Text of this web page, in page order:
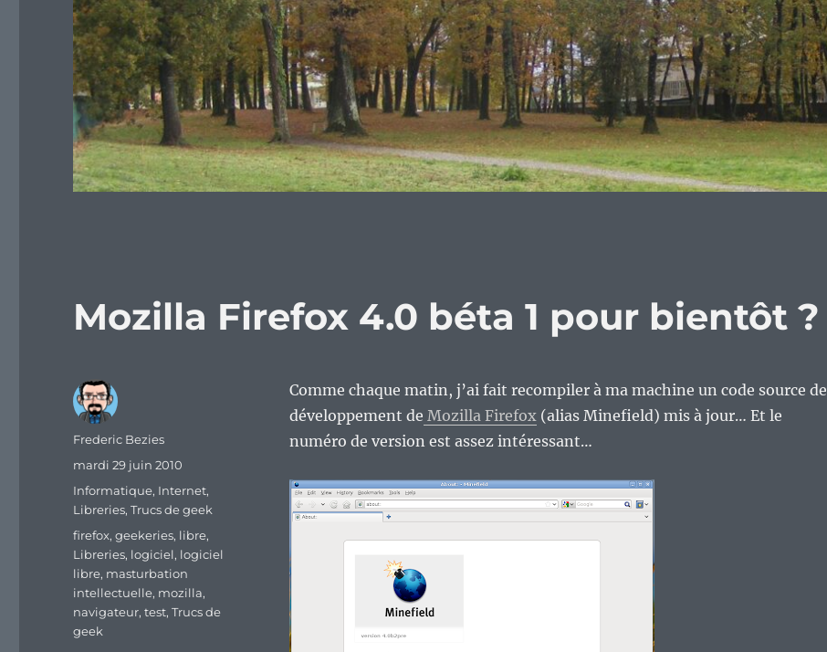
Mozilla Firefox 4.0 béta 1 pour bientôt ?
Comme chaque matin, j’ai fait recompiler à ma machine un code source de
développement de Mozilla Firefox(alias Minefield) mis à jour… Et le
numéro de version est assez intéressant…
Auteur
Frederic Bezies
Publié
mardi 29 juin 2010
Catégories
Informatique, Internet,
Libreries,Trucs de geek
Étiquettes
firefox,geekeries, libre,
Libreries, logiciel, logiciel
libre, masturbation
intellectuelle, mozilla,
navigateur,test,Trucs de
geek